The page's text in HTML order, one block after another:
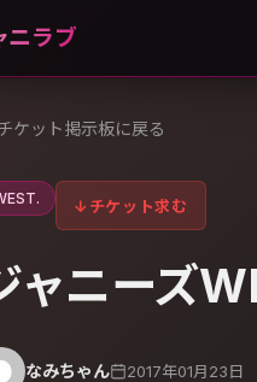
ニラブ
ケット掲示板に戻る
↓ チケット求む
ャニーズ
なみちゃん 2017年01月23日